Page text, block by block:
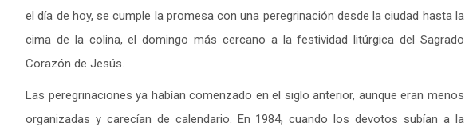
el día de hoy, se cumple la promesa con una peregrinación desde la ciudad hasta la
cima de la colina, el domingo más cercano a la festividad litúrgica del Sagrado
Corazón de Jesús.
Las peregrinaciones ya habían comenzado en el siglo anterior, aunque eran menos
organizadas y carecían de calendario. En 1984, cuando los devotos subían a la